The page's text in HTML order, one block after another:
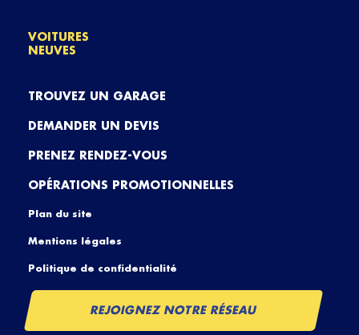
VOITURES
NEUVES
TROUVEZ UN GARAGE
DEMANDER UN DEVIS
PRENEZ RENDEZ-VOUS
OPÉRATIONS PROMOTIONNELLES
Plan du site
Mentions légales
Politique de confidentialité
REJOIGNEZ NOTRE RÉSEAU